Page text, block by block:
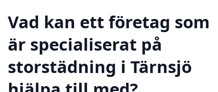
Vad kan ett företag som
är specialiserat på
storstädning i Tärnsjö